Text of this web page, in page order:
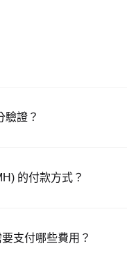
驗證？
的付款方式？
支付哪些費用？